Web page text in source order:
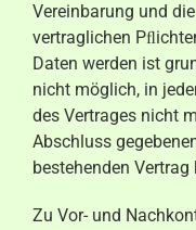
Vereinbarung und
vertraglichen
Daten werden ist
nicht möglich, in
des Vertrages nicht
Abschluss
bestehenden Vertrag
Zu Vor- und